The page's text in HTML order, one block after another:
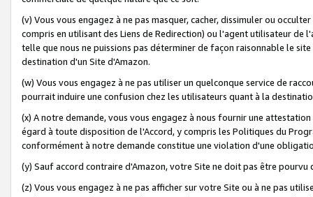
(v) Vous vous engagez à ne pas masquer, cacher, dissimuler ou
compris en utilisant des Liens de Redirection) ou l'agent utilisateur
telle que nous ne puissions pas déterminer de façon raisonnable le
destination d'un Site d'Amazon.
(w) Vous vous engagez à ne pas utiliser un quelconque service de
pourrait induire une confusion chez les utilisateurs quant à la
(x) A notre demande, vous vous engagez à nous fournir une
égard à toute disposition de l'Accord, y compris les Politiques du
conformément à notre demande constitue une violation d'une
(y) Sauf accord contraire d'Amazon, votre Site ne doit pas être
(z) Vous vous engagez à ne pas afficher sur votre Site ou à ne pas